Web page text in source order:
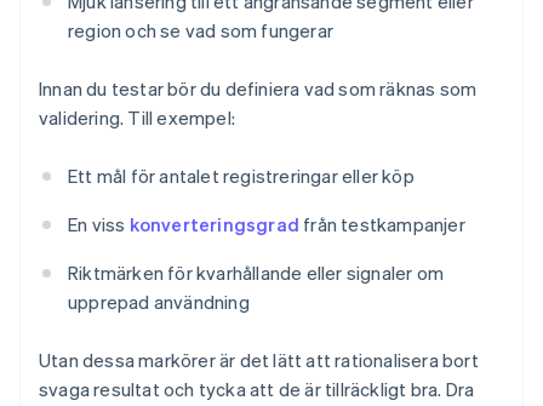
region och se vad som fungerar
Innan du testar bör du definiera vad som räknas som
validering. Till exempel:
Ett mål för antalet registreringar eller köp
En viss konverteringsgrad från testkampanjer
Riktmärken för kvarhållande eller signaler om
upprepad användning
Utan dessa markörer är det lätt att rationalisera bort
svaga resultat och tycka att de är tillräckligt bra. Dra